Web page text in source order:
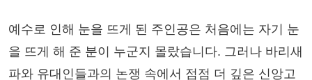
예수로 인해 눈을 뜨게 된 주인공은 처음에는 자기 눈
을 뜨게 해 준 분이 누군지 몰랐습니다. 그러나 바리새
파와 유대인들과의 논쟁 속에서 점점 더 깊은 신앙고